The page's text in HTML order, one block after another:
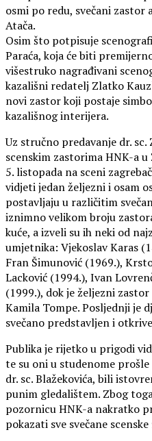
osmi po redu, svečani
Atača.
Osim što potpisuje
Paraća, koja će biti
višestruko nagrađivani
kazališni redatelj Zlatko
novi zastor koji postaje
kazališnog interijera.
Uz stručno predavanje dr.
scenskim zastorima HNK-a
5. listopada na sceni
vidjeti jedan željezni i osam
postavljaju u različitim
iznimno velikom broju
kuće, a izveli su ih neki od
umjetnika: Vjekoslav Karas
Fran Šimunović (1969.),
Lacković (1994.), Ivan
(1999.), dok je željezni
Kamila Tompe. Posljednji je
svečano predstavljen i
Publika je rijetko u prigodi
te su oni u studenome
dr. sc. Blažekovića, bili
punim gledalištem. Zbog
pozornicu HNK-a nakratko
pokazati sve svečane